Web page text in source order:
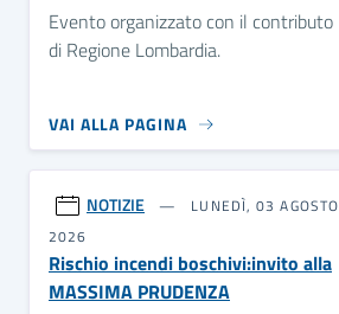
Evento organizzato con il contributo
di Regione Lombardia.
VAI ALLA PAGINA
NOTIZIE
LUNEDÌ, 03 AGOSTO
2026
Rischio incendi boschivi:invito alla
MASSIMA PRUDENZA